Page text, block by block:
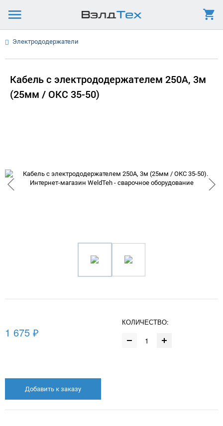
Электрододержатели
Кабель с электрододержателем 250А, 3м
(25мм / ОКС 35-50)
1 675 ₽
КОЛИЧЕСТВО:
Добавить к заказу